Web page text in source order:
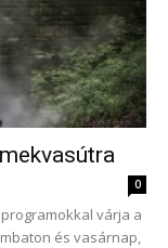
0
várja a
és vasárnap,